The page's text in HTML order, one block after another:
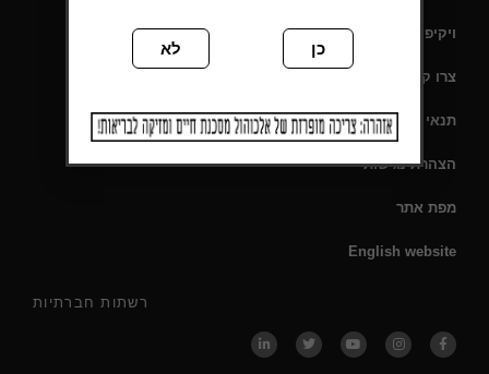
רשתות חברתיות
ויקיפדיה
צרו קשר
תנאי שימוש
הצהרת נגישות
מפת אתר
English website
כן לא